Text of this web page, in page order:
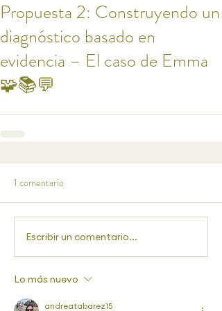
Propuesta 2: Construyendo un
diagnóstico basado en
evidencia – El caso de Emma
🧩📚💬
1 comentario
Escribir un comentario...
Lo más nuevo
andreatabarez15